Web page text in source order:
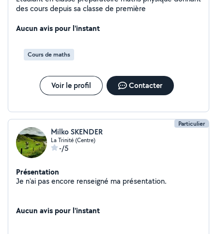
des cours depuis sa classe de première
Aucun avis pour l'instant
Cours de maths
Voir le profil Contacter
Particulier
Milko SKENDER
La Trinité (Centre)
-/5
Présentation
Je n'ai pas encore renseigné ma présentation.
Aucun avis pour l'instant